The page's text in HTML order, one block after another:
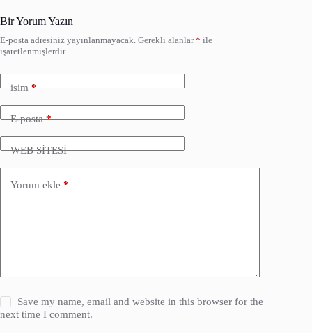
Bir Yorum Yazın
E-posta adresiniz yayınlanmayacak. Gerekli alanlar* ile
işaretlenmişlerdir
isim*
E-posta*
WEB SİTESİ
Yorum ekle *
Save my name, email and website in this browser for the
next time I comment.